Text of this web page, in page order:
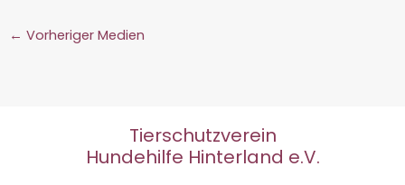
← Vorheriger Medien
Tierschutzverein
Hundehilfe Hinterland e.V.